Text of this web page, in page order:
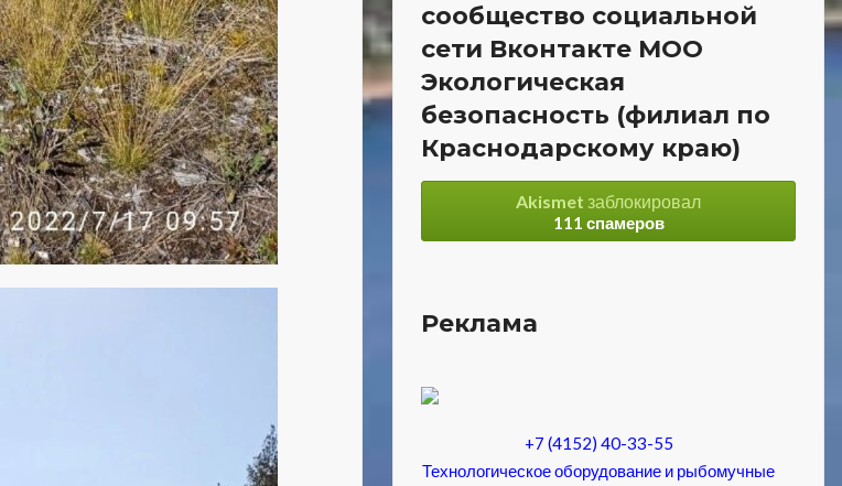
сообщество социальной
сети Вконтакте МОО
Экологическая
безопасность (филиал по
Краснодарскому краю)
Akismet заблокировал
111 спамеров
Реклама
+7 (4152) 40-33-55
Технологическое оборудование и рыбомучные